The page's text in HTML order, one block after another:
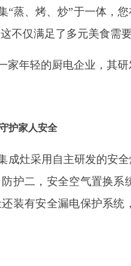
“蒸、烤、炒”于一体，
不仅满足了多元美食需
家年轻的厨电企业，其
护家人安全
成灶采用自主研发的安
护二，安全空气置换
装有安全漏电保护系